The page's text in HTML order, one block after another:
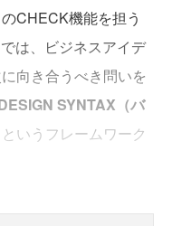
CHECK機能を担う
は、ビジネスアイデ
向き合うべき問いを
SYNTAX（バ
というフレームワーク